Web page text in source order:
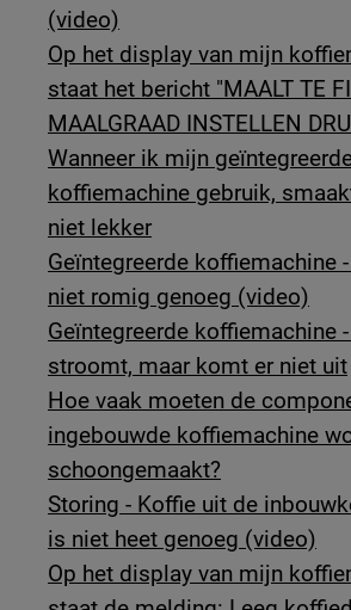
(video)
Op het display van mijn
staat het bericht "MAALT TE
MAALGRAAD INSTELLEN
Wanneer ik mijn
koffiemachine gebruik,
niet lekker
Geïntegreerde koffiemachine
niet romig genoeg (video)
Geïntegreerde koffiemachine
stroomt, maar komt er niet uit
Hoe vaak moeten de
ingebouwde koffiemachine
schoongemaakt?
Storing - Koffie uit de
is niet heet genoeg (video)
Op het display van mijn